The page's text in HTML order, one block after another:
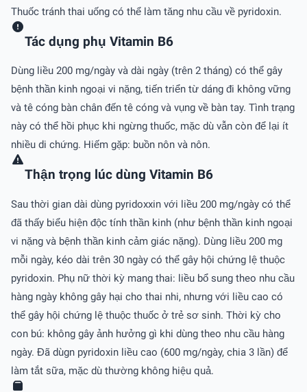
Thuốc tránh thai uống có thể làm tăng nhu cầu về pyridoxin.
Tác dụng phụ Vitamin B6
Dùng liều 200 mg/ngày và dài ngày (trên 2 tháng) có thể gây
bệnh thần kinh ngoại vi nặng, tiến triển từ dáng đi không vững
và tê cóng bàn chân đến tê cóng và vụng về bàn tay. Tình trạng
này có thể hồi phục khi ngừng thuốc, mặc dù vẫn còn để lại ít
nhiều di chứng. Hiếm gặp: buồn nôn và nôn.
Thận trọng lúc dùng Vitamin B6
Sau thời gian dài dùng pyridoxxin với liều 200 mg/ngày có thể
đã thấy biểu hiện độc tính thần kinh (như bệnh thần kinh ngoại
vi nặng và bệnh thần kinh cảm giác nặng). Dùng liều 200 mg
mỗi ngày, kéo dài trên 30 ngày có thể gây hội chứng lệ thuộc
pyridoxin. Phụ nữ thời kỳ mang thai: liều bổ sung theo nhu cầu
hàng ngày không gây hại cho thai nhi, nhưng với liều cao có
thể gây hội chứng lệ thuộc thuốc ở trẻ sơ sinh. Thời kỳ cho
con bú: không gây ảnh hưởng gì khi dùng theo nhu cầu hàng
ngày. Đã dùgn pyridoxin liều cao (600 mg/ngày, chia 3 lần) để
làm tắt sữa, mặc dù thường không hiệu quả.